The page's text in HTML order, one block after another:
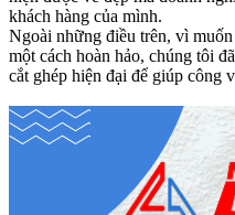
khách hàng của mình.
Ngoài những điều trên, vì
một cách hoàn hảo, chúng tôi
cắt ghép hiện đại để giúp công